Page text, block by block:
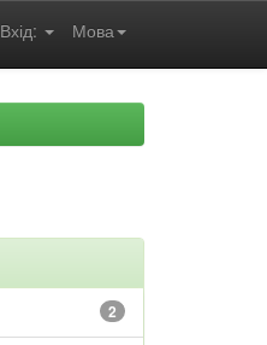
Мова
Вхід:
2